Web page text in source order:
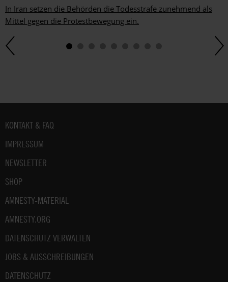
In Iran setzen die Behörden die Todesstrafe zunehmend als
Mittel gegen die Protestbewegung ein.
Fußbereich
KONTAKT & FAQ
IMPRESSUM
NEWSLETTER
SHOP
AMNESTY-MATERIAL
AMNESTY.ORG
DATENSCHUTZ VERWALTEN
JOBS & AUSSCHREIBUNGEN
DATENSCHUTZ